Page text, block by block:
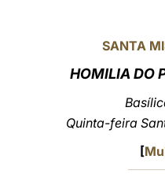
SANTA
HOMILIA DO
Quinta-feira
[